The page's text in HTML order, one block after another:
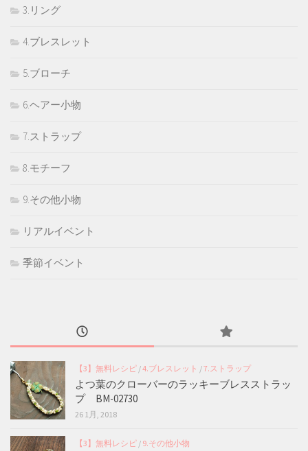
3.リング
4.ブレスレット
5.ブローチ
6.ヘアー小物
7.ストラップ
8.モチーフ
9.その他小物
リアルイベント
季節イベント
【3】無料レシピ /4.ブレスレット /7.ストラップ
よつ葉のクローバーのラッキーブレスストラッ
プ BM-02730
26 1月, 2018
【3】無料レシピ / 9.その他小物